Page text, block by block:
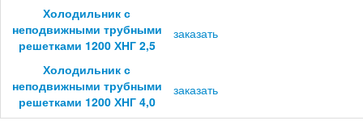
Холодильник с
неподвижными трубными
решетками 1200 ХНГ 2,5
заказать
Холодильник с
неподвижными трубными
решетками 1200 ХНГ 4,0
заказать